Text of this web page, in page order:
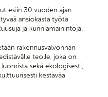
esiin 30 vuoden ajan
ansiokasta työtä
ja kunniamainintoja.
rakennusvalvonnan
teolle, joka on
sekä ekologisesti,
kestävää